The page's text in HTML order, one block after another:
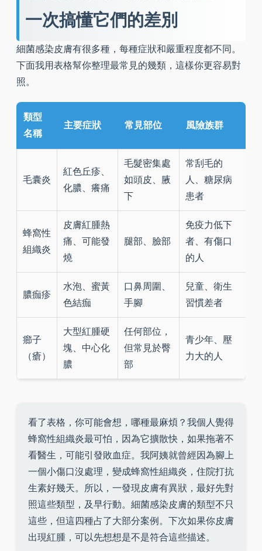
一次搞懂它們的差別
細菌感染皮膚有很多種，每種症狀和嚴重程度都不同。
下面我用表格幫你整理最常見的幾類，這樣你更容易對
照。
類型
名稱
主要症狀 常見部位 風險族群
毛囊炎
紅色丘疹、
化膿、癢痛
毛髮密集處
如頭皮、腋
下
常刮毛的
人、糖尿病
患者
蜂窩性
組織炎
皮膚紅腫熱
痛、可能發
燒
腿部、臉部
免疫力低下
者、有傷口
的人
膿痂疹
水泡、蜜黃
色結痂
口鼻周圍、
手腳
兒童、衛生
習慣差者
癤子
（瘡）
大型紅腫硬
塊、中心化
膿
任何部位，
但常見於臀
部
青少年、壓
力大的人
看了表格，你可能會想，哪種最麻煩？我個人覺得
蜂窩性組織炎最可怕，因為它擴散快，如果拖著不
看醫生，可能引發敗血症。我阿姨就曾經因為腳上
一個小傷口沒處理，變成蜂窩性組織炎，住院打抗
生素好幾天。所以，一發現皮膚有異狀，最好先對
照這些類型，及早行動。細菌感染皮膚的類型不只
這些，但這四種占了大部分案例。下次如果你皮膚
出現紅腫，可以先想想是不是符合這些描述。